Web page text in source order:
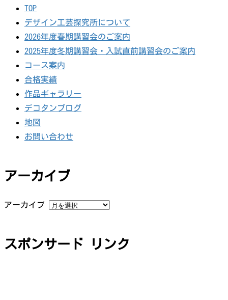
TOP
デザイン工芸探究所について
2026年度春期講習会のご案内
2025年度冬期講習会・入試直前講習会のご案内
コース案内
合格実績
作品ギャラリー
デコタンブログ
地図
お問い合わせ
アーカイブ
アーカイブ
スポンサード リンク